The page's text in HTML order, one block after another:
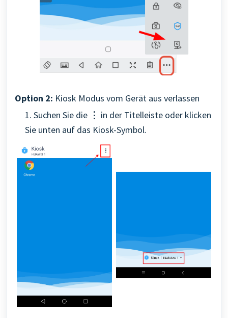
Option 2: Kiosk Modus vom Gerät aus verlassen
1. Suchen Sie die ⋮ in der Titelleiste oder klicken
Sie unten auf das Kiosk-Symbol.